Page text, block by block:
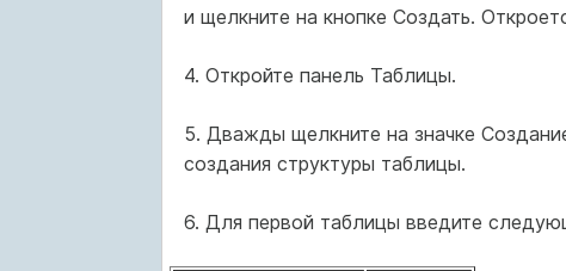
и щелкните на кнопке Создать.
4. Откройте панель Таблицы.
5. Дважды щелкните на значке
создания структуры таблицы.
6. Для первой таблицы введите